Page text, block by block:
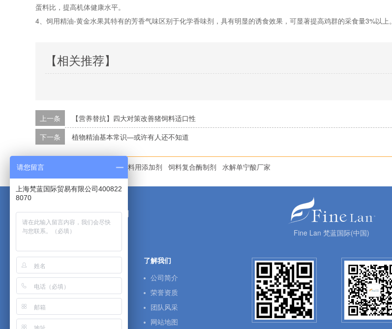
蛋料比，提高机体健康水平。
4、饲用精油-黄金水果其特有的芳香气味区别于化学香味剂，具有明显的诱食效果，可显著提高鸡群的采食量3%以上。
【相关推荐】
上一条
【营养替抗】四大对策改善猪饲料适口性
下一条 植物精油基本常识—或许有人还不知道
本文标签： 饲料用添加剂 饲料复合酶制剂 水解单宁酸厂家
上海梵蓝国际贸易有限公司
网站版权注册 仿冒必究! Fine Lan 梵蓝国际(中国)
梵蓝首页
霉菌毒素吸附剂-净霉灵
饲料核苷酸-爱世康
溶水精油-喀泰宝20
蛋白酶-速美宝
了解我们
公司简介
荣誉资质
团队风采
网站地图
请您留言
上海梵蓝国际贸易有限公司400822
8070